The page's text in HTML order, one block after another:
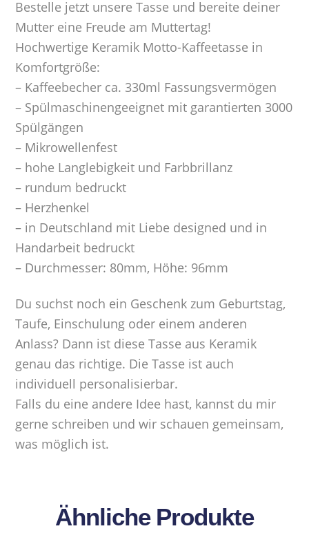
Bestelle jetzt unsere Tasse und bereite deiner
Mutter eine Freude am Muttertag!
Hochwertige Keramik Motto-Kaffeetasse in
Komfortgröße:
– Kaffeebecher ca. 330ml Fassungsvermögen
– Spülmaschinengeeignet mit garantierten 3000
Spülgängen
– Mikrowellenfest
– hohe Langlebigkeit und Farbbrillanz
– rundum bedruckt
– Herzhenkel
– in Deutschland mit Liebe designed und in
Handarbeit bedruckt
– Durchmesser: 80mm, Höhe: 96mm
Du suchst noch ein Geschenk zum Geburtstag,
Taufe, Einschulung oder einem anderen
Anlass? Dann ist diese Tasse aus Keramik
genau das richtige. Die Tasse ist auch
individuell personalisierbar.
Falls du eine andere Idee hast, kannst du mir
gerne schreiben und wir schauen gemeinsam,
was möglich ist.
Ähnliche Produkte